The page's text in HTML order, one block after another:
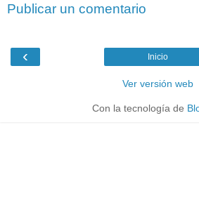
Publicar un comentario
‹ Inicio
Ver versión web
Con la tecnología de